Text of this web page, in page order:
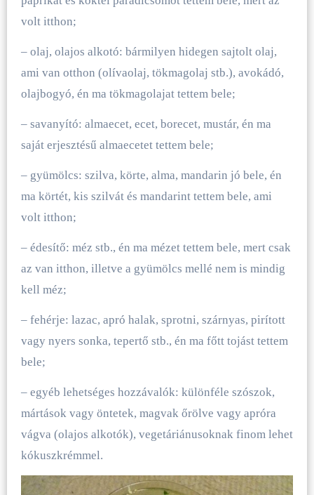
volt itthon;
– olaj, olajos alkotó: bármilyen hidegen sajtolt olaj,
ami van otthon (olívaolaj, tökmagolaj stb.), avokádó,
olajbogyó, én ma tökmagolajat tettem bele;
– savanyító: almaecet, ecet, borecet, mustár, én ma
saját erjesztésű almaecetet tettem bele;
– gyümölcs: szilva, körte, alma, mandarin jó bele, én
ma körtét, kis szilvát és mandarint tettem bele, ami
volt itthon;
– édesítő: méz stb., én ma mézet tettem bele, mert csak
az van itthon, illetve a gyümölcs mellé nem is mindig
kell méz;
– fehérje: lazac, apró halak, sprotni, szárnyas, pirított
vagy nyers sonka, tepertő stb., én ma főtt tojást tettem
bele;
– egyéb lehetséges hozzávalók: különféle szószok,
mártások vagy öntetek, magvak őrölve vagy apróra
vágva (olajos alkotók), vegetáriánusoknak finom lehet
kókuszkrémmel.